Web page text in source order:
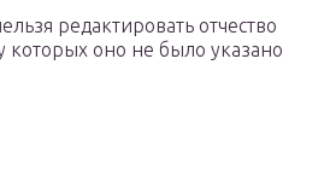
редактировать отчество
которых оно не было указано